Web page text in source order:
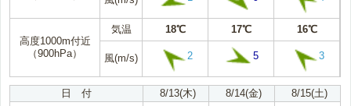
高度1000m付近
（900hPa）
気温 18℃ 17℃ 16℃
風(m/s) 2 5 3
日 付 8/13(木) 8/14(金) 8/15(土)